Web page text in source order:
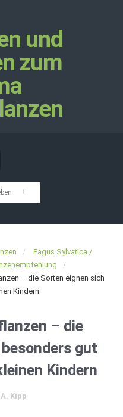
und
zum
Fagus Sylvatica /
– die Sorten eignen sich
Kindern
– die
gut
Kindern
A. Kipp